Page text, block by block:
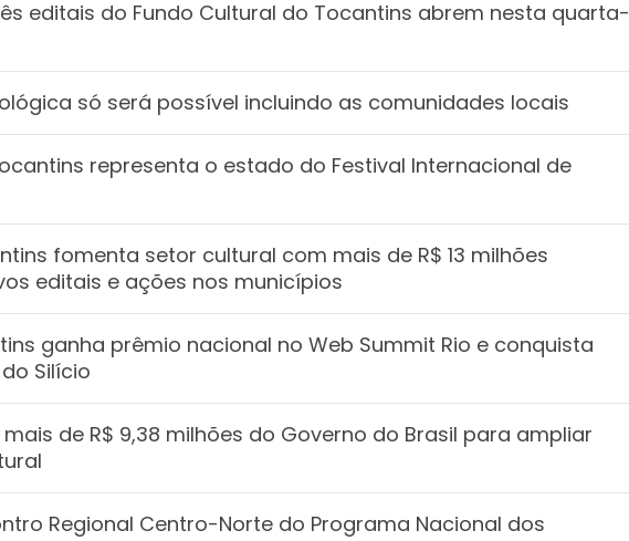
editais do Fundo Cultural do Tocantins abrem nesta quarta-
só será possível incluindo as comunidades locais
representa o estado do Festival Internacional de
fomenta setor cultural com mais de R$ 13 milhões
editais e ações nos municípios
ganha prêmio nacional no Web Summit Rio e conquista
Silício
de R$ 9,38 milhões do Governo do Brasil para ampliar
Regional Centro-Norte do Programa Nacional dos